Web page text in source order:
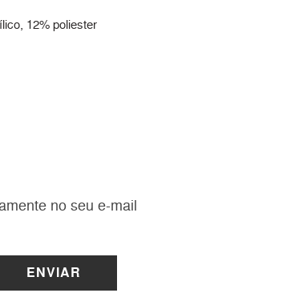
12% poliester
no seu e-mail
ENVIAR